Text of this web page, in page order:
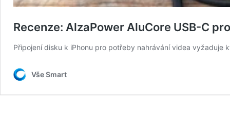
Recenze: AlzaPower AluCore USB-C
Připojení disku k iPhonu pro potřeby nahrávání videa vyžaduje
Vše Smart